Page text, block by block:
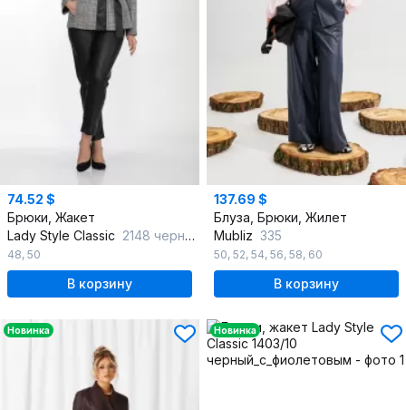
74.52 $
Брюки, Жакет
Lady Style Classic 2148 черный_с_серым
48, 50
В корзину
137.69 $
Блуза, Брюки, Жилет
Mubliz 335
50, 52, 54, 56, 58, 60
В корзину
Новинка Новинка